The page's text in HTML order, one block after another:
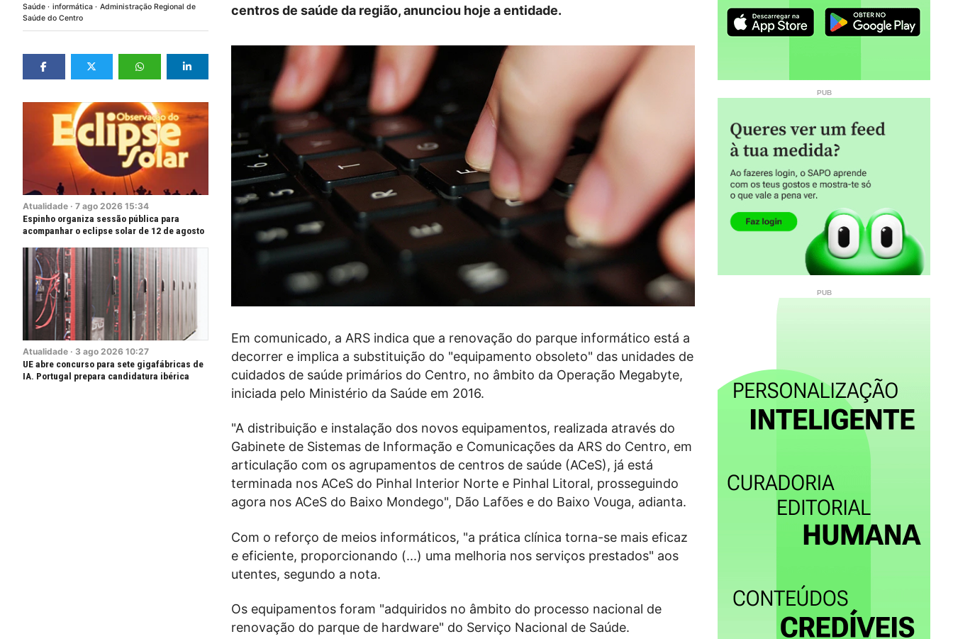
Saúde informática
Administração Regional de
Saúde do Centro
Atualidade · 7 ago 2026 15:34
Espinho organiza sessão pública para
acompanhar o eclipse solar de 12 de agosto
Atualidade · 3 ago 2026 10:27
UE abre concurso para sete gigafábricas de
IA. Portugal prepara candidatura ibérica
centros de saúde da região, anunciou hoje a entidade.
Em comunicado, a ARS indica que a renovação do parque informático está a
decorrer e implica a substituição do "equipamento obsoleto" das unidades de
cuidados de saúde primários do Centro, no âmbito da Operação Megabyte,
iniciada pelo Ministério da Saúde em 2016.
"A distribuição e instalação dos novos equipamentos, realizada através do
Gabinete de Sistemas de Informação e Comunicações da ARS do Centro, em
articulação com os agrupamentos de centros de saúde (ACeS), já está
terminada nos ACeS do Pinhal Interior Norte e Pinhal Litoral, prosseguindo
agora nos ACeS do Baixo Mondego", Dão Lafões e do Baixo Vouga, adianta.
Com o reforço de meios informáticos, "a prática clínica torna-se mais eficaz
e eficiente, proporcionando (...) uma melhoria nos serviços prestados" aos
utentes, segundo a nota.
Os equipamentos foram "adquiridos no âmbito do processo nacional de
renovação do parque de hardware" do Serviço Nacional de Saúde.